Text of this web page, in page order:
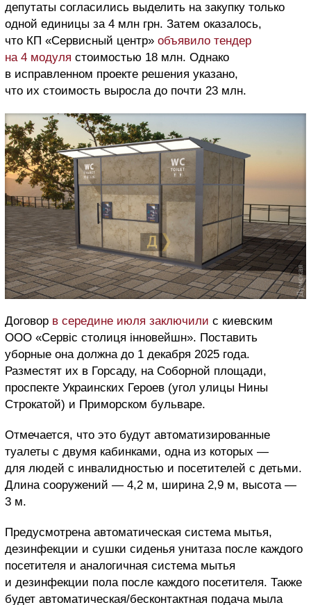
депутаты согласились выделить на закупку только
одной единицы за 4 млн грн. Затем оказалось,
что КП «Сервисный центр» объявило тендер
на 4 модуля стоимостью 18 млн. Однако
в исправленном проекте решения указано,
что их стоимость выросла до почти 23 млн.
Договор в середине июля заключили с киевским
ООО «Сервіс столиця інновейшн». Поставить
уборные она должна до 1 декабря 2025 года.
Разместят их в Горсаду, на Соборной площади,
проспекте Украинских Героев (угол улицы Нины
Строкатой) и Приморском бульваре.
Отмечается, что это будут автоматизированные
туалеты с двумя кабинками, одна из которых —
для людей с инвалидностью и посетителей с детьми.
Длина сооружений — 4,2 м, ширина 2,9 м, высота —
3 м.
Предусмотрена автоматическая система мытья,
дезинфекции и сушки сиденья унитаза после каждого
посетителя и аналогичная система мытья
и дезинфекции пола после каждого посетителя. Также
будет автоматическая/бесконтактная подача мыла